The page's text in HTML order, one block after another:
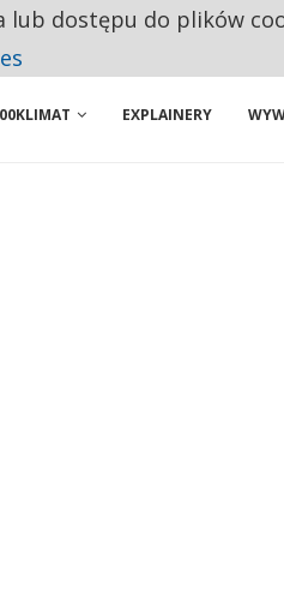
EXPLAINERY
lub dostępu do plików